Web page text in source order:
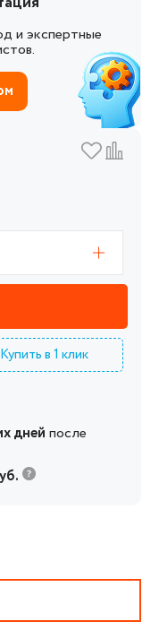
и экспертные
Купить в 1 клик
дней после